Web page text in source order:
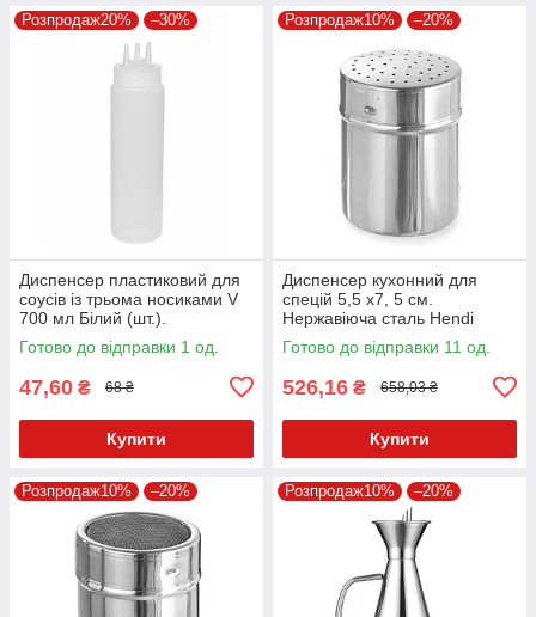
Розпродаж20% –30%
Диспенсер пластиковий для
соусів із трьома носиками V
700 мл Білий (шт.).
Готово до відправки 1 од.
47,60 ₴ 68 ₴
Купити
Розпродаж10% –20%
Диспенсер кухонний для
спецій 5,5 х7, 5 см.
Нержавіюча сталь Hendi
Готово до відправки 11 од.
526,16 ₴ 658,03 ₴
Купити
Розпродаж10% –20% Розпродаж10% –20%